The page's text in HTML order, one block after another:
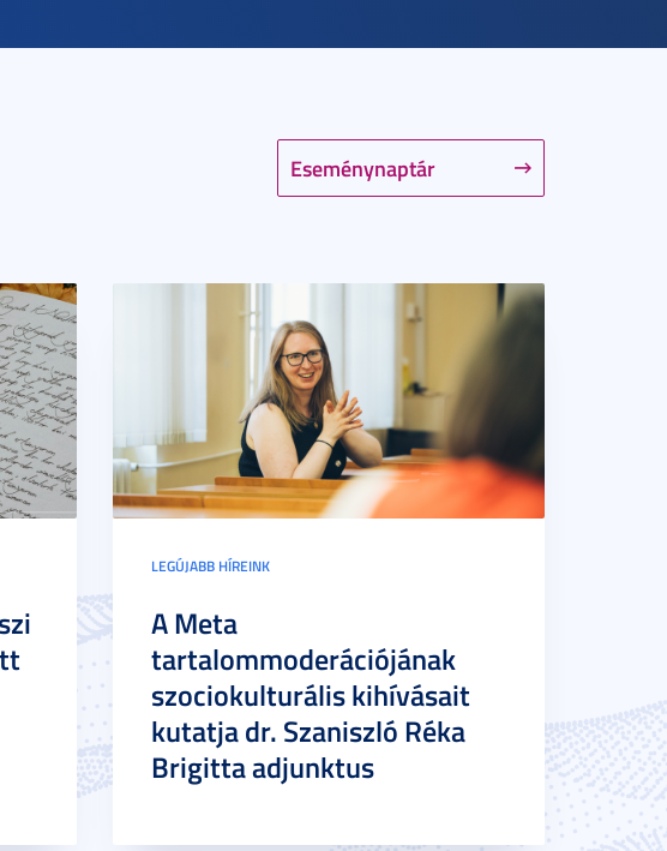
Eseménynaptár
LEGÚJABB HÍREINK
A Meta
tartalommoderációjának
szociokulturális kihívásait
kutatja dr. Szaniszló Réka
Brigitta adjunktus